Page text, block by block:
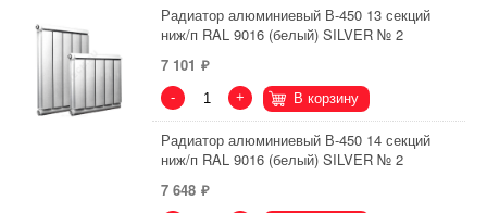
Радиатор алюминиевый В-450 13 секций
ниж/п RAL 9016 (белый) SILVER № 2
7 101
- + В корзину
Радиатор алюминиевый В-450 14 секций
ниж/п RAL 9016 (белый) SILVER № 2
7 648